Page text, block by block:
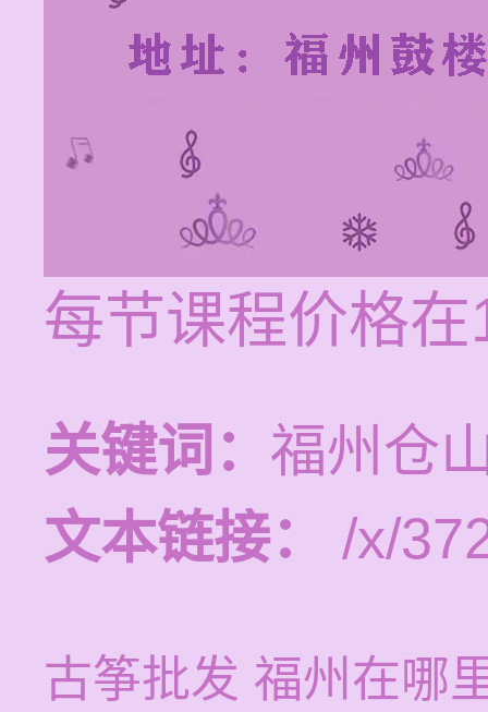
每节课程价格
关键词： 福州仓
文本链接：
/x/
古筝批发 福州在哪